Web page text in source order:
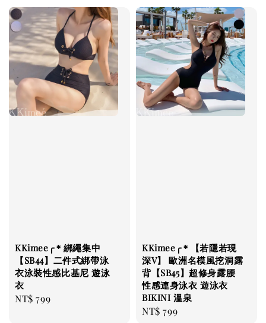
KKimee╭＊綁繩集中
【SB44】二件式綁帶泳
衣泳裝性感比基尼 遊泳
衣
Regular
NT$ 799
KKimee╭＊【若隱若現
深V】 歐洲名模風挖洞露
背【SB45】超修身露腰
性感連身泳衣 遊泳衣
BIKINI 溫泉
Regular
NT$ 799